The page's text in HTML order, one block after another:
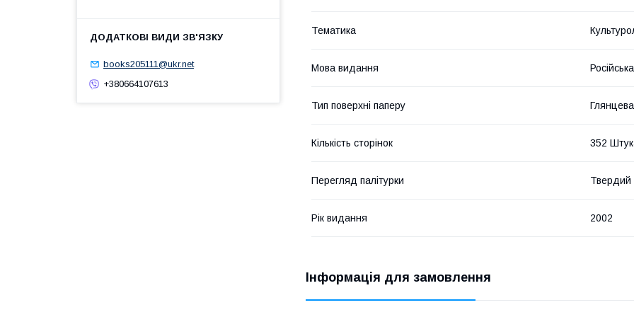
Тематика
Мова видання Російська
Тип поверхні паперу Глянцева
Кількість сторінок 352
Перегляд палітурки Твердий
Рік видання 2002
Інформація для замовлення
books205111@ukr.net
+380664107613